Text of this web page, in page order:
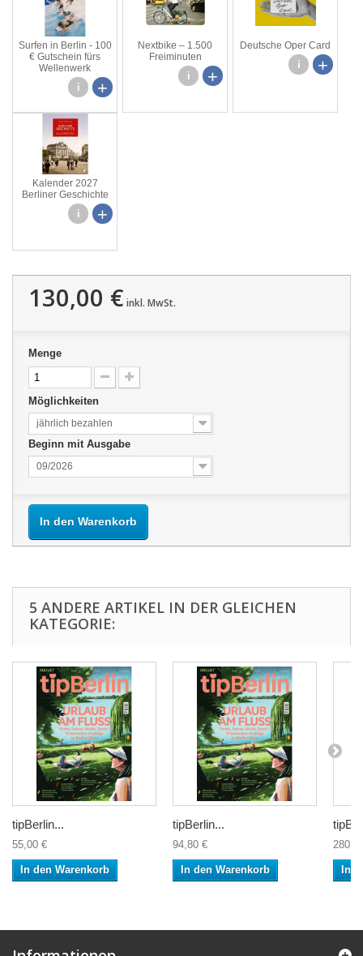
Surfen in Berlin - 100
€ Gutschein fürs
Wellenwerk
+
i
Nextbike – 1.500
Freiminuten
+
i
Deutsche Oper Card
+
i
Kalender 2027
Berliner Geschichte
+
i
130,00 € inkl. MwSt.
Menge
Möglichkeiten
jährlich bezahlen
Beginn mit Ausgabe
09/2026
In den Warenkorb
5 ANDERE ARTIKEL IN DER GLEICHEN
KATEGORIE:
tipBerlin...
55,00 €
In den Warenkorb
tipBerlin...
94,80 €
In den Warenkorb In